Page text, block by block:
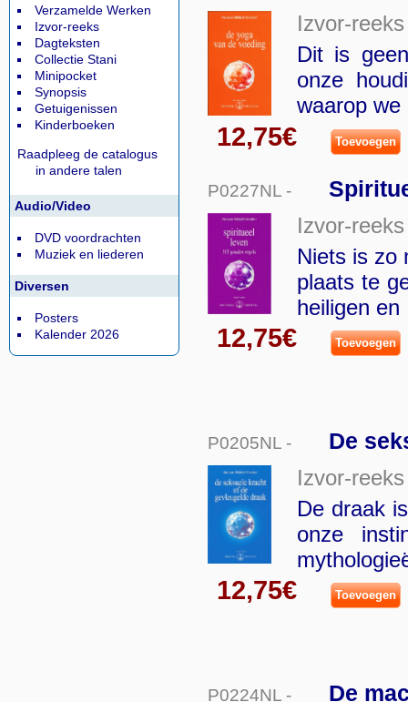
Verzamelde Werken
Izvor-reeks
Dagteksten
Collectie Stani
Minipocket
Synopsis
Getuigenissen
Kinderboeken
Raadpleeg de catalogus
in andere talen
Audio/Video
DVD voordrachten
Muziek en liederen
Diversen
Posters
Kalender 2026
Izvor-reeks
Dit is
onze
waarop
12,75€ Toevoegen
P0227NL -
Izvor-reeks
Niets is zo
plaats te
heiligen
12,75€ Toevoegen
P0205NL - De
Izvor-reeks
De draak
onze
12,75€ Toevoegen
P0224NL - De